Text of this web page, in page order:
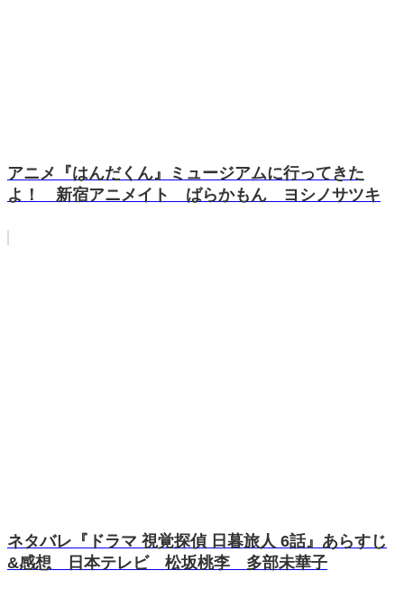
アニメ『はんだくん』ミュージアムに行ってきた
よ！ 新宿アニメイト ばらかもん ヨシノサツキ
ネタバレ『ドラマ 視覚探偵 日暮旅人 6話』あらすじ
&感想 日本テレビ 松坂桃李 多部未華子